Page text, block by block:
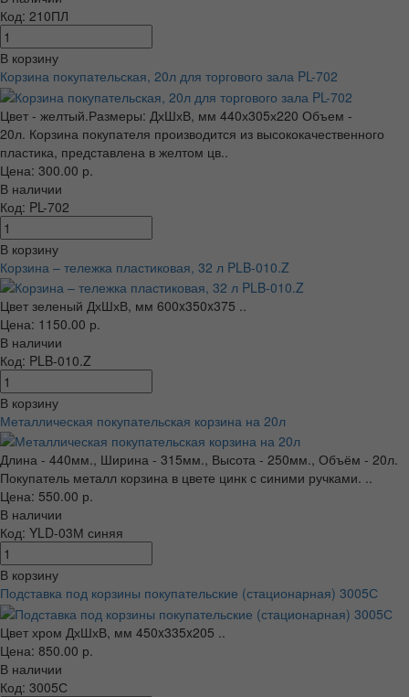
Код: 210ПЛ
В корзину
Корзина покупательская, 20л для торгового зала PL-702
Цвет - желтый.Размеры: ДхШхВ, мм 440х305х220 Объем -
20л. Корзина покупателя производится из высококачественного
пластика, представлена в желтом цв..
Цена: 300.00 р.
В наличии
Код: PL-702
В корзину
Корзина – тележка пластиковая, 32 л PLB-010.Z
Цвет зеленый ДхШхВ, мм 600x350x375 ..
Цена: 1150.00 р.
В наличии
Код: PLB-010.Z
В корзину
Металлическая покупательская корзина на 20л
Длина - 440мм., Ширина - 315мм., Высота - 250мм., Объём - 20л.
Покупатель металл корзина в цвете цинк с синими ручками. ..
Цена: 550.00 р.
В наличии
Код: YLD-03М синяя
В корзину
Подставка под корзины покупательские (стационарная) 3005С
Цвет хром ДхШхВ, мм 450x335x205 ..
Цена: 850.00 р.
В наличии
Код: 3005С